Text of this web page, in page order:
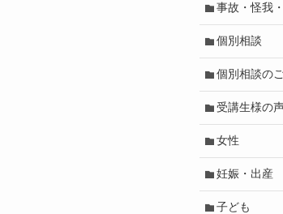
事故・怪我
個別相談
個別相談の
受講生様の
女性
妊娠・出産
子ども